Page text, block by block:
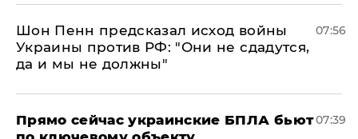
Шон Пенн предсказал исход войны
Украины против РФ: "Они не сдадутся,
да и мы не должны"
07:56
Прямо сейчас украинские БПЛА бьют07:39